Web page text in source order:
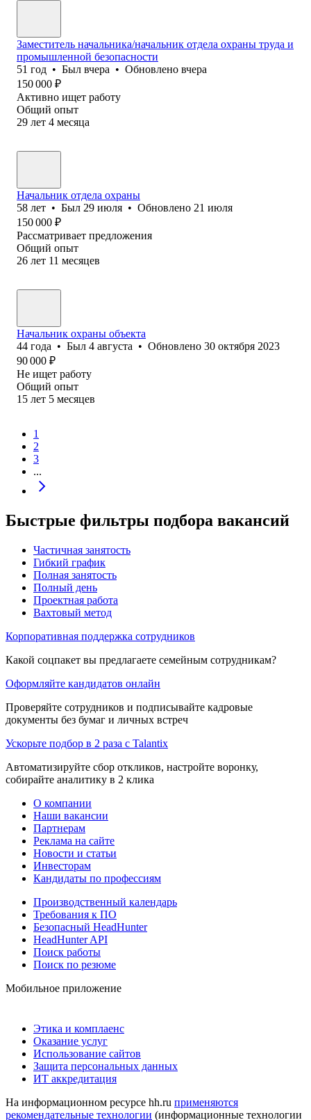
Заместитель начальника/начальник отдела охраны труда и
промышленной безопасности
51 год • Был вчера • Обновлено вчера
150 000 ₽
Активно ищет работу
Общий опыт
29 лет 4 месяца
Начальник отдела охраны
58 лет • Был 29 июля • Обновлено 21 июля
150 000 ₽
Рассматривает предложения
Общий опыт
26 лет 11 месяцев
Начальник охраны объекта
44 года • Был 4 августа • Обновлено 30 октября 2023
90 000 ₽
Не ищет работу
Общий опыт
15 лет 5 месяцев
1
2
3
...
Быстрые фильтры подбора вакансий
Частичная занятость
Гибкий график
Полная занятость
Полный день
Проектная работа
Вахтовый метод
Корпоративная поддержка сотрудников
Какой соцпакет вы предлагаете семейным сотрудникам?
Оформляйте кандидатов онлайн
Проверяйте сотрудников и подписывайте кадровые
документы без бумаг и личных встреч
Ускорьте подбор в 2 раза с Talantix
Автоматизируйте сбор откликов, настройте воронку,
собирайте аналитику в 2 клика
О компании
Наши вакансии
Партнерам
Реклама на сайте
Новости и статьи
Инвесторам
Кандидаты по профессиям
Производственный календарь
Требования к ПО
Безопасный HeadHunter
HeadHunter API
Поиск работы
Поиск по резюме
Мобильное приложение
Этика и комплаенс
Оказание услуг
Использование сайтов
Защита персональных данных
ИТ аккредитация
На информационном ресурсе hh.ru применяются
рекомендательные технологии (информационные технологии